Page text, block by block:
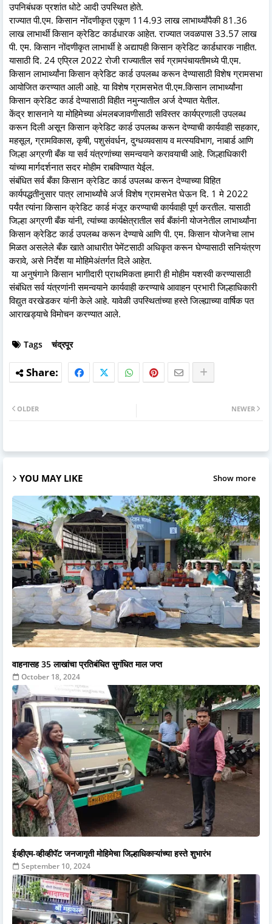
उपनिबंधक प्रशांत धोटे आदी उपस्थित होते.
राज्यात पी.एम. किसान नोंदणीकृत एकूण 114.93 लाख लाभार्थ्यांपैकी 81.36
लाख लाभार्थी किसान क्रेडिट कार्डधारक आहेत. राज्यात जवळपास 33.57 लाख
पी. एम. किसान नोंदणीकृत लाभार्थी हे अद्यापही किसान क्रेडिट कार्डधारक नाहीत.
यासाठी दि. 24 एप्रिल 2022 रोजी राज्यातील सर्व ग्रामपंचायतीमध्ये पी.एम.
किसान लाभार्थ्यांना किसान क्रेडिट कार्ड उपलब्ध करून देण्यासाठी विशेष ग्रामसभा
आयोजित करण्यात आली आहे. या विशेष ग्रामसभेत पी.एम.किसान लाभार्थ्यांना
किसान क्रेडिट कार्ड देण्यासाठी विहीत नमुन्यातील अर्ज देण्यात येतील.
केंद्र शासनाने या मोहिमेच्या अंमलबजावणीसाठी सविस्तर कार्यप्रणाली उपलब्ध
करून दिली असून किसान क्रेडिट कार्ड उपलब्ध करून देण्याची कार्यवाही सहकार,
महसूल, ग्रामविकास, कृषी, पशुसंवर्धन, दुग्धव्यवसाय व मत्स्यविभाग, नाबार्ड आणि
जिल्हा अग्रणी बँक या सर्व यंत्रणांच्या समन्वयाने करावयाची आहे. जिल्हाधिकारी
यांच्या मार्गदर्शनात सदर मोहीम राबविण्यात येईल.
संबंधित सर्व बँका किसान क्रेडिट कार्ड उपलब्ध करून देण्याच्या विहित
कार्यपद्धतीनुसार पात्र लाभार्थ्यांचे अर्ज विशेष ग्रामसभेत घेऊन दि. 1 मे 2022
पर्यंत त्यांना किसान क्रेडिट कार्ड मंजूर करण्याची कार्यवाही पूर्ण करतील. यासाठी
जिल्हा अग्रणी बँक यांनी, त्यांच्या कार्यक्षेत्रातील सर्व बँकांनी योजनेतील लाभार्थ्यांना
किसान क्रेडिट कार्ड उपलब्ध करून देण्याचे आणि पी. एम. किसान योजनेचा लाभ
मिळत असलेले बँक खाते आधारीत पेमेंटसाठी अधिकृत करून घेण्यासाठी सनियंत्रण
करावे, असे निर्देश या मोहिमेअंतर्गत दिले आहेत.
या अनुषंगाने किसान भागीदारी प्राथमिकता हमारी ही मोहीम यशस्वी करण्यासाठी
संबंधित सर्व यंत्रणांनी समन्वयाने कार्यवाही करण्याचे आवाहन प्रभारी जिल्हाधिकारी
विद्युत वरखेडकर यांनी केले आहे. यावेळी उपस्थितांच्या हस्ते जिल्ह्याच्या वार्षिक पत
आराखड्याचे विमोचन करण्यात आले.
Tags चंद्रपूर
NEWER
OLDER
YOU MAY LIKE Show more
वाहनासह 35 लाखांचा प्रतिबंधित सुगंधित माल जप्त
October 18, 2024
ईव्हीएम-व्हीव्हीपॅट जनजागृती मोहिमेचा जिल्हाधिकाऱ्यांच्या हस्ते शुभारंभ
September 10, 2024